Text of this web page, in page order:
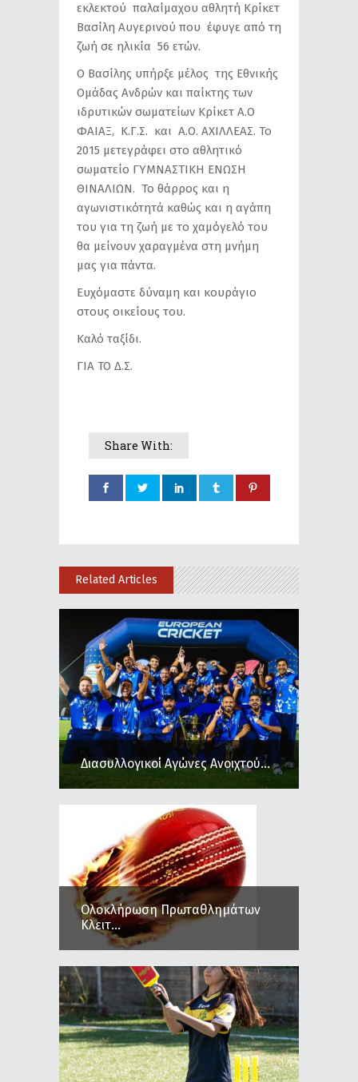
εκλεκτού παλαίμαχου αθλητή Κρίκετ
Βασίλη Αυγερινού που έφυγε από τη
ζωή σε ηλικία 56 ετών.
Ο Βασίλης υπήρξε μέλος της Εθνικής
Ομάδας Ανδρών και παίκτης των
ιδρυτικών σωματείων Κρίκετ Α.Ο
ΦΑΙΑΞ, Κ.Γ.Σ. και Α.Ο. ΑΧΙΛΛΕΑΣ. Το
2015 μετεγράφει στο αθλητικό
σωματείο ΓΥΜΝΑΣΤΙΚΗ ΕΝΩΣΗ
ΘΙΝΑΛΙΩΝ. Το θάρρος και η
αγωνιστικότητά καθώς και η αγάπη
του για τη ζωή με το χαμόγελό του
θα μείνουν χαραγμένα στη μνήμη
μας για πάντα.
Ευχόμαστε δύναμη και κουράγιο
στους οικείους του.
Καλό ταξίδι.
ΓΙΑ ΤΟ Δ.Σ.
Share With:
Related Articles
Διασυλλογικοί Αγώνες Ανοιχτού...
Ολοκλήρωση Πρωταθλημάτων
Κλειτ...